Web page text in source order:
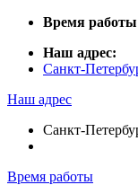
Время
Наш адрес:
Санкт-
Наш адрес
Санкт-
Время работы